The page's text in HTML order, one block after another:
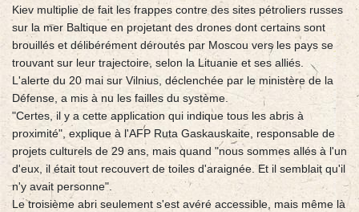
Kiev multiplie de fait les frappes contre des sites pétroliers russes
sur la mer Baltique en projetant des drones dont certains sont
brouillés et délibérément déroutés par Moscou vers les pays se
trouvant sur leur trajectoire, selon la Lituanie et ses alliés.
L'alerte du 20 mai sur Vilnius, déclenchée par le ministère de la
Défense, a mis à nu les failles du système.
"Certes, il y a cette application qui indique tous les abris à
proximité", explique à l'AFP Ruta Gaskauskaite, responsable de
projets culturels de 29 ans, mais quand "nous sommes allés à l'un
d'eux, il était tout recouvert de toiles d'araignée. Et il semblait qu'il
n'y avait personne".
Le troisième abri seulement s'est avéré accessible, mais même là